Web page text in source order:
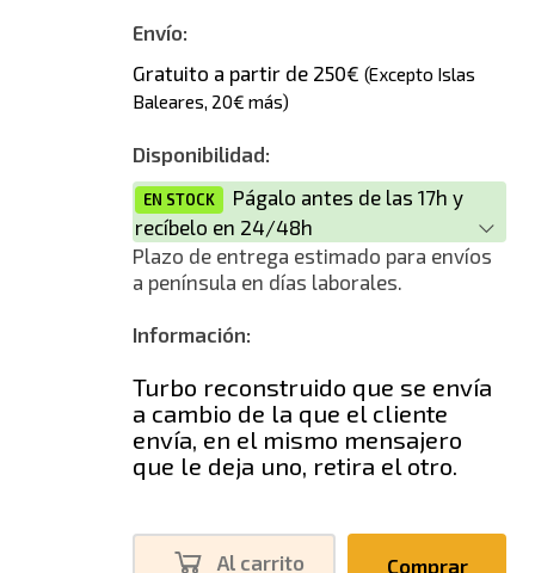
Envío:
Gratuito a partir de 250€ (Excepto Islas
Baleares, 20€ más)
Disponibilidad:
EN STOCK
Págalo antes de las 17h y
recíbelo en 24/48h
Plazo de entrega estimado para envíos
a península en días laborales.
Información:
Turbo reconstruido que se envía
a cambio de la que el cliente
envía, en el mismo mensajero
que le deja uno, retira el otro.
Al carrito Comprar